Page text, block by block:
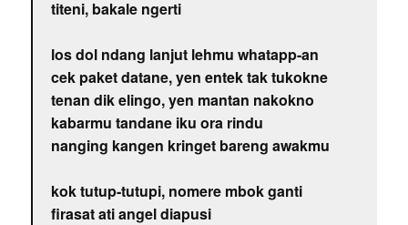
titeni, bakale ngerti
los dol ndang lanjut lehmu whatapp-an
cek paket datane, yen entek tak tukokne
tenan dik elingo, yen mantan nakokno
kabarmu tandane iku ora rindu
nanging kangen kringet bareng awakmu
kok tutup-tutupi, nomere mbok ganti
firasat ati angel diapusi